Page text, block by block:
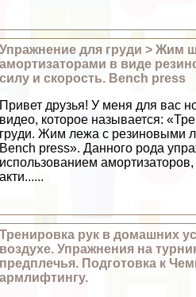
Упражнение для гpyди > Жим
амортизаторами в виде
силу и скорость. Bench press
Привет друзья! У меня для вас
видео, которое называется:
гpyди. Жим лежа с резиновыми
Bench press». Данного рода
использованием амортизаторов,
акти......
Тренировка рук в домашних
воздухе. Упражнения на
предплечья. Подготовка к
армлифтингу.